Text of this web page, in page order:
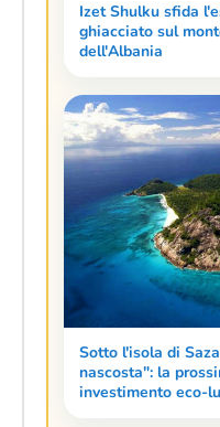
Izet Shulku sfida
ghiacciato sul
dell'Albania
Sotto l'isola di
nascosta": la
investimento eco-